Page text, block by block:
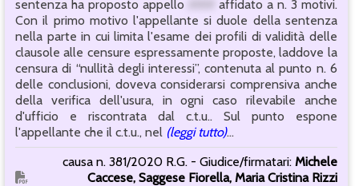
sentenza ha proposto appello
affidato a n. 3 motivi.
Con il primo motivo l'appellante si duole della sentenza
nella parte in cui limita l'esame dei profili di validità delle
clausole alle censure espressamente proposte, laddove la
censura di “nullità degli interessi”, contenuta al punto n. 6
delle conclusioni, doveva considerarsi comprensiva anche
della verifica dell'usura, in ogni caso rilevabile anche
d'ufficio e riscontrata dal c.t.u.. Sul punto espone
l'appellante che il c.t.u., nel (leggi tutto)...
causa n. 381/2020 R.G. - Giudice/firmatari: Michele
Caccese, Saggese Fiorella, Maria Cristina Rizzi